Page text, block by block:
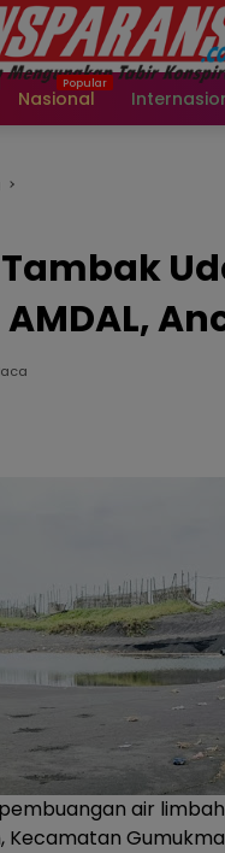
Nasional
air
Kecamatan